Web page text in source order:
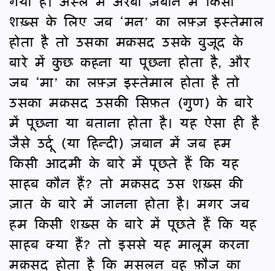
शख़्स के लिए जब ‘मन’ का लफ़्ज़ इस्तेमाल
होता है तो उसका मक़सद उसके वुजूद के
बारे में कुछ कहना या पूछना होता है, और
जब ‘मा’ का लफ़्ज़ इस्तेमाल होता है तो
उसका मक़सद उसकी सिफ़त (गुण) के बारे
में पूछना या बताना होता है। यह ऐसा ही है
जैसे उर्दू (या हिन्दी) ज़बान में जब हम
किसी आदमी के बारे में पूछते हैं कि यह
साहब कौन हैं? तो मक़सद उस शख़्स की
ज़ात के बारे में जानना होता है। मगर जब
हम किसी शख़्स के बारे में पूछते हैं कि यह
साहब क्या हैं? तो इससे यह मालूम करना
मक़सद होता है कि मसलन वह फ़ौज का